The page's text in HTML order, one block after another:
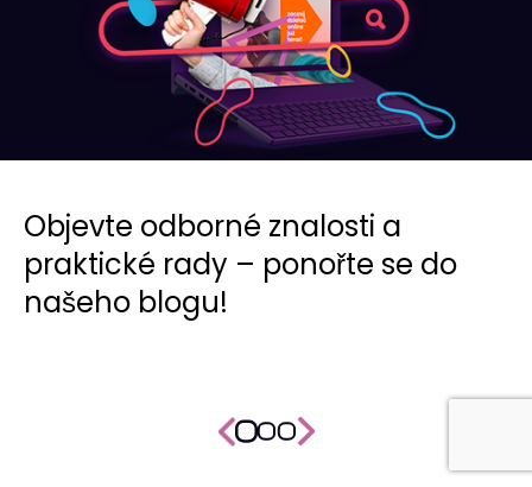
Objevte odborné znalosti a
praktické rady – ponořte se do
našeho blogu!